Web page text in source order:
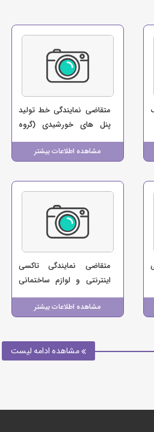
مشاهده اطلاعات بیشتر
متقاضی نمایندگی خط تولید
پنل های خورشیدی (گروه
صنعتی حمید)
مشاهده اطلاعات بیشتر
متقاضی نمایندگی تاکسی
اینترنتی و لوازم ساختمانی
(موسسه اتومبیل کرایه 90)
مشاهده ادامه لیست